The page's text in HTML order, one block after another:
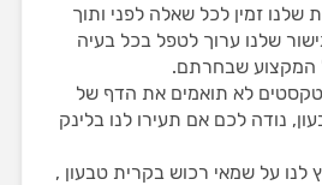
שלנו זמין לכל שאלה לפני ותוך
שלנו ערוך לטפל בכל בעיה
המקצוע שבחרתם.
לא תואמים את הדף של
נודה לכם אם תעירו לנו בלינק
לנו על שמאי רכוש בקרית טבעון ,